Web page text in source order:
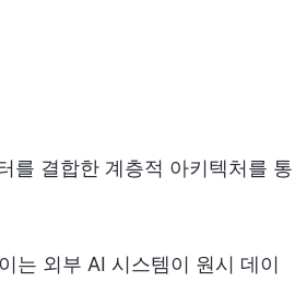
를 결합한 계층적 아키텍처를 통
는 외부 AI 시스템이 원시 데이